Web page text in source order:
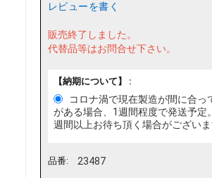
レビューを書く
販売終了しました。
代替品等はお問合せ下さい。
【納期について】 :
コロナ渦で現在製造が間に合っ
がある場合、1週間程度で発送予定
週間以上お待ち頂く場合がございま
品番: 23487